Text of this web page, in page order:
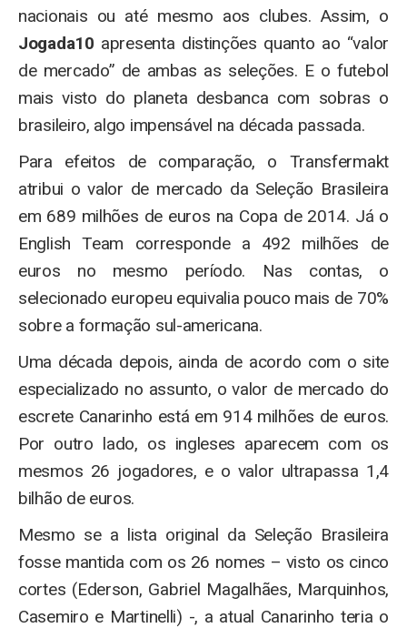
nacionais ou até mesmo aos clubes. Assim, o
Jogada10 apresenta distinções quanto ao “valor
de mercado” de ambas as seleções. E o futebol
mais visto do planeta desbanca com sobras o
brasileiro, algo impensável na década passada.
Para efeitos de comparação, o Transfermakt
atribui o valor de mercado da Seleção Brasileira
em 689 milhões de euros na Copa de 2014. Já o
English Team corresponde a 492 milhões de
euros no mesmo período. Nas contas, o
selecionado europeu equivalia pouco mais de 70%
sobre a formação sul-americana.
Uma década depois, ainda de acordo com o site
especializado no assunto, o valor de mercado do
escrete Canarinho está em 914 milhões de euros.
Por outro lado, os ingleses aparecem com os
mesmos 26 jogadores, e o valor ultrapassa 1,4
bilhão de euros.
Mesmo se a lista original da Seleção Brasileira
fosse mantida com os 26 nomes – visto os cinco
cortes (Ederson, Gabriel Magalhães, Marquinhos,
Casemiro e Martinelli) -, a atual Canarinho teria o